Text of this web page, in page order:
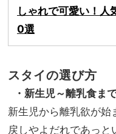
しゃれで可愛い！人
0選
スタイの選び方
・新生児～離乳食ま
新生児から離乳欲が始
戻しやよだれであっと